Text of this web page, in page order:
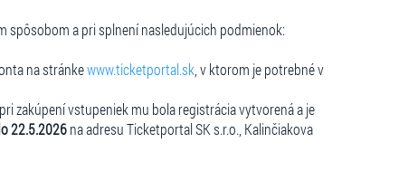
spôsobom a pri splnení nasledujúcich podmienok:
na stránkewww.ticketportal.sk , v ktorom je potrebné v
zakúpení vstupeniek mu bola registrácia vytvorená a je
22.5.2026na adresu Ticketportal SK s.r.o., Kalinčiakova